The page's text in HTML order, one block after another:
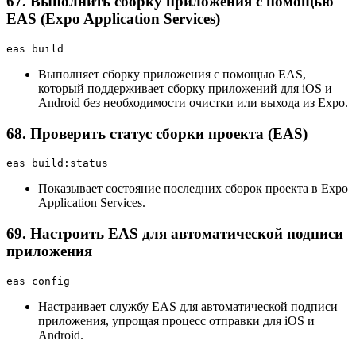
EAS (Expo Application Services)
eas build
Выполняет сборку приложения с помощью EAS,
который поддерживает сборку приложений для iOS и
Android без необходимости очистки или выхода из Expo.
68. Проверить статус сборки проекта (EAS)
eas build:status
Показывает состояние последних сборок проекта в Expo
Application Services.
69. Настроить EAS для автоматической подписи
приложения
eas config
Настраивает службу EAS для автоматической подписи
приложения, упрощая процесс отправки для iOS и
Android.